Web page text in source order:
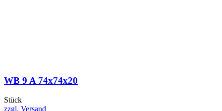
WB 9 A 74x74x20
Stück
zzgl. Versand